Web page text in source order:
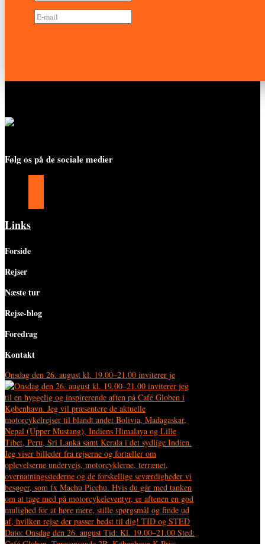
Følg os på de sociale medier
Links
Forside
Rejser
Næste tur
Rejse-blog
Foredrag
Kontakt
Onsdag den 26. august kl. 19.00–21.00 inviterer je